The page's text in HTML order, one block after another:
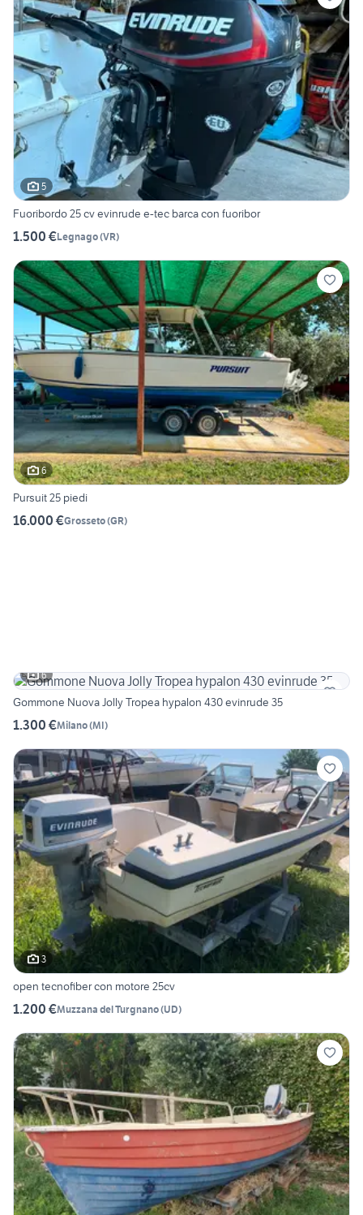
5
Fuoribordo 25 cv evinrude e-tec barca con fuoribor
1.500 €Legnago(VR)
6
Pursuit 25 piedi
16.000 €Grosseto(GR)
6
Gommone Nuova Jolly Tropea hypalon 430 evinrude 35
1.300 €Milano(MI)
3
open tecnofiber con motore 25cv
1.200 €Muzzana del Turgnano(UD)